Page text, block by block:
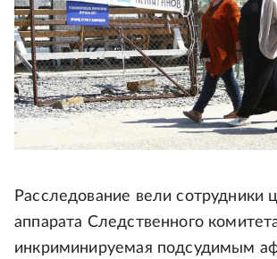
Расследование вели сотрудники
аппарата Следственного
инкриминируемая подсудимым